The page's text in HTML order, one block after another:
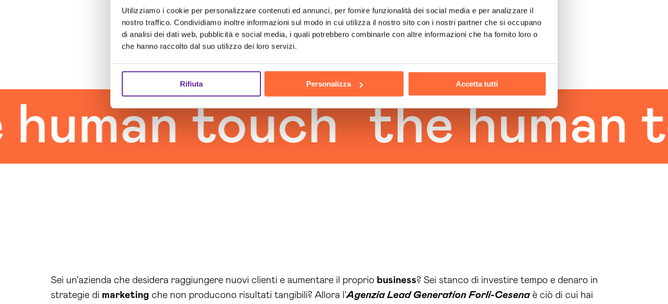
Utilizziamo i cookie per personalizzare contenuti ed annunci, per fornire funzionalità dei social media e per analizzare il
nostro traffico. Condividiamo inoltre informazioni sul modo in cui utilizza il nostro sito con i nostri partner che si occupano
di analisi dei dati web, pubblicità e social media, i quali potrebbero combinarle con altre informazioni che ha fornito loro o
che hanno raccolto dal suo utilizzo dei loro servizi.
Rifiuta Personalizza Accetta tutti
touch the human
Sei un’azienda che desidera raggiungere nuovi clienti e aumentare il proprio business? Sei stanco di investire tempo e denaro in
strategie di marketing che non producono risultati tangibili? Allora l’Agenzia Lead Generation Forli-Cesenaè ciò di cui hai